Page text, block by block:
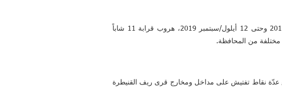
هذا وقد سجّل المراسل الميداني في محافظة درعا، خلال الفترة الممتدة من 29 آب/أغسطس 2019 وحتى 12 أيلول/سبتمبر 2019، هروب قرابة 11 شاباً
من المحافظة.
بوضع عدّة نقاط تفتيش على مداخل ومخارج قرى ريف القنيطرة